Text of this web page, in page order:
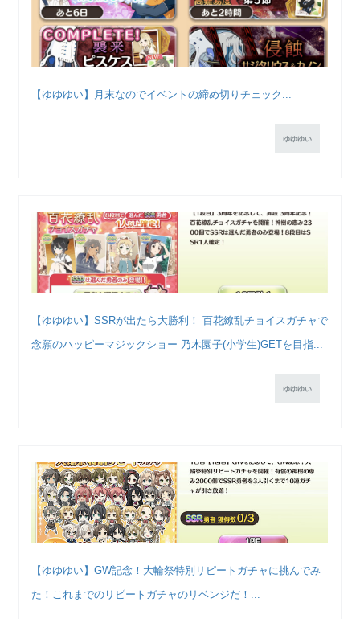
【ゆゆゆい】月末なのでイベントの締め切りチェック...
ゆゆゆい
【ゆゆゆい】SSRが出たら大勝利！ 百花繚乱チョイスガチャで
念願のハッピーマジックショー 乃木園子(小学生)GETを目指...
ゆゆゆい
【ゆゆゆい】GW記念！大輪祭特別リピートガチャに挑んでみ
た！これまでのリピートガチャのリベンジだ！...